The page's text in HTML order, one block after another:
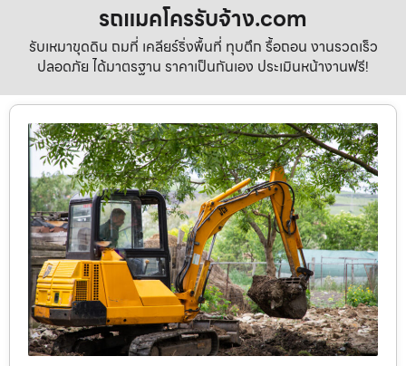
รถแมคโครรับจ้าง.com
รับเหมาขุดดิน ถมที่ เคลียร์ริ่งพื้นที่ ทุบตึก รื้อถอน งานรวดเร็ว
ปลอดภัย ได้มาตรฐาน ราคาเป็นกันเอง ประเมินหน้างานฟรี!